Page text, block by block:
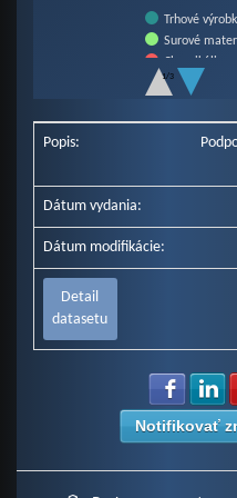
Trhové
Surové
Chemikálie
Stroje a
Ostatné
1/3
Popis:
Dátum vydania:
Dátum modifikácie:
Detail
datasetu
Notifikovať